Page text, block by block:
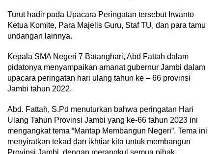
Turut hadir pada Upacara Peringatan tersebut Irwanto
Ketua Komite, Para Majelis Guru, Staf TU, dan para tamu
undangan lainnya.
Kepala SMA Negeri 7 Batanghari, Abd Fattah dalam
pidatonya menyampaikan amanat gubernur Jambi dalam
upacara peringatan hari ulang tahun ke – 66 provinsi
Jambi tahun 2022.
Abd. Fattah, S.Pd menuturkan bahwa peringatan Hari
Ulang Tahun Provinsi Jambi yang ke-66 tahun 2023 ini
mengangkat tema “Mantap Membangun Negeri”. Tema ini
menyiratkan tekad dan ikhtiar kita untuk membangun